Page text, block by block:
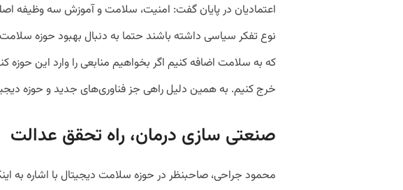
اعتمادیان در پایان گفت: امنیت، سلامت و آموزش سه وظیفه
نوع تفکر سیاسی داشته باشند حتما به دنبال بهبود حوزه
که به سلامت اضافه کنیم اگر بخواهیم منابعی را وارد این حوزه
خرج کنیم. به همین دلیل راهی جز فناوری‌های جدید و حوزه
صنعتی سازی درمان، راه تحقق عدالت
محمود جراحی، صاحبنظر در حوزه سلامت دیجیتال با اشاره